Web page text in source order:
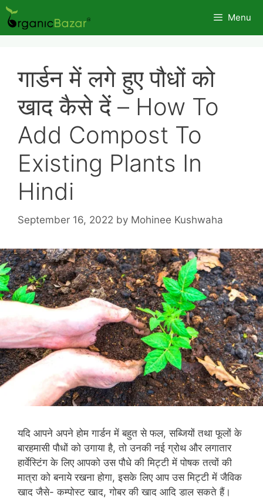
Skip
to
content
Menu
गार्डन में लगे हुए पौधों को
खाद कैसे दें – How To
Add Compost To
Existing Plants In
Hindi
September 16, 2022 by Mohinee Kushwaha
यदि आपने अपने होम गार्डन में बहुत से फल, सब्जियों तथा फूलों के
बारहमासी पौधों को उगाया है, तो उनकी नई ग्रोथ और लगातार
हार्वेस्टिंग के लिए आपको उस पौधे की मिट्टी में पोषक तत्वों की
मात्रा को बनाये रखना होगा, इसके लिए आप उस मिट्टी में जैविक
खाद जैसे- कम्पोस्ट खाद, गोबर की खाद आदि डाल सकते हैं।